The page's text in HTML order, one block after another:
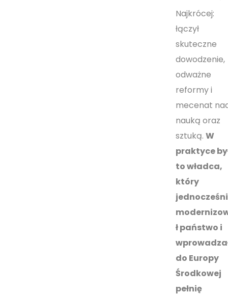
Najkrócej:
łączył
skuteczne
dowodzenie,
odważne
reformy i
mecenat
nauką oraz
sztuką. W
praktyce
to władca,
który
ł państwo i
do Europy
Środkowej
pełnię